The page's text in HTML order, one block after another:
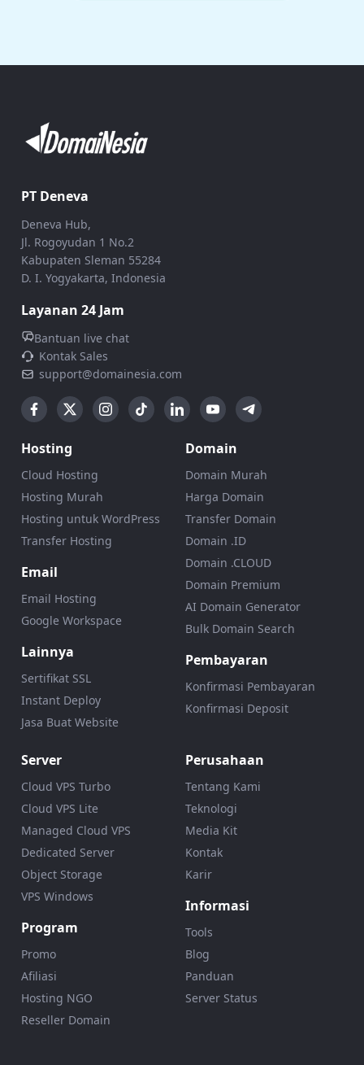
PT Deneva
Deneva Hub,
Jl. Rogoyudan 1 No.2
Kabupaten Sleman 55284
D. I. Yogyakarta, Indonesia
Layanan 24 Jam
Bantuan live chat
Kontak Sales
support@domainesia.com
Hosting
Cloud Hosting
Hosting Murah
Hosting untuk WordPress
Transfer Hosting
Email
Email Hosting
Google Workspace
Lainnya
Sertifikat SSL
Instant Deploy
Jasa Buat Website
Domain
Domain Murah
Harga Domain
Transfer Domain
Domain .ID
Domain .CLOUD
Domain Premium
AI Domain Generator
Bulk Domain Search
Pembayaran
Konfirmasi Pembayaran
Konfirmasi Deposit
Server
Cloud VPS Turbo
Cloud VPS Lite
Managed Cloud VPS
Dedicated Server
Object Storage
VPS Windows
Program
Promo
Afiliasi
Hosting NGO
Reseller Domain
Perusahaan
Tentang Kami
Teknologi
Media Kit
Kontak
Karir
Informasi
Tools
Blog
Panduan
Server Status